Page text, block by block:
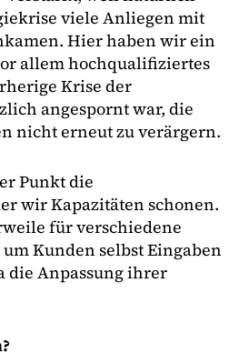
viele Anliegen mit
Hier haben wir ein
allem hochqualifiziertes
Krise der
angespornt war, die
nicht erneut zu verärgern.
Punkt die
wir Kapazitäten schonen.
für verschiedene
Kunden selbst Eingaben
die Anpassung ihrer